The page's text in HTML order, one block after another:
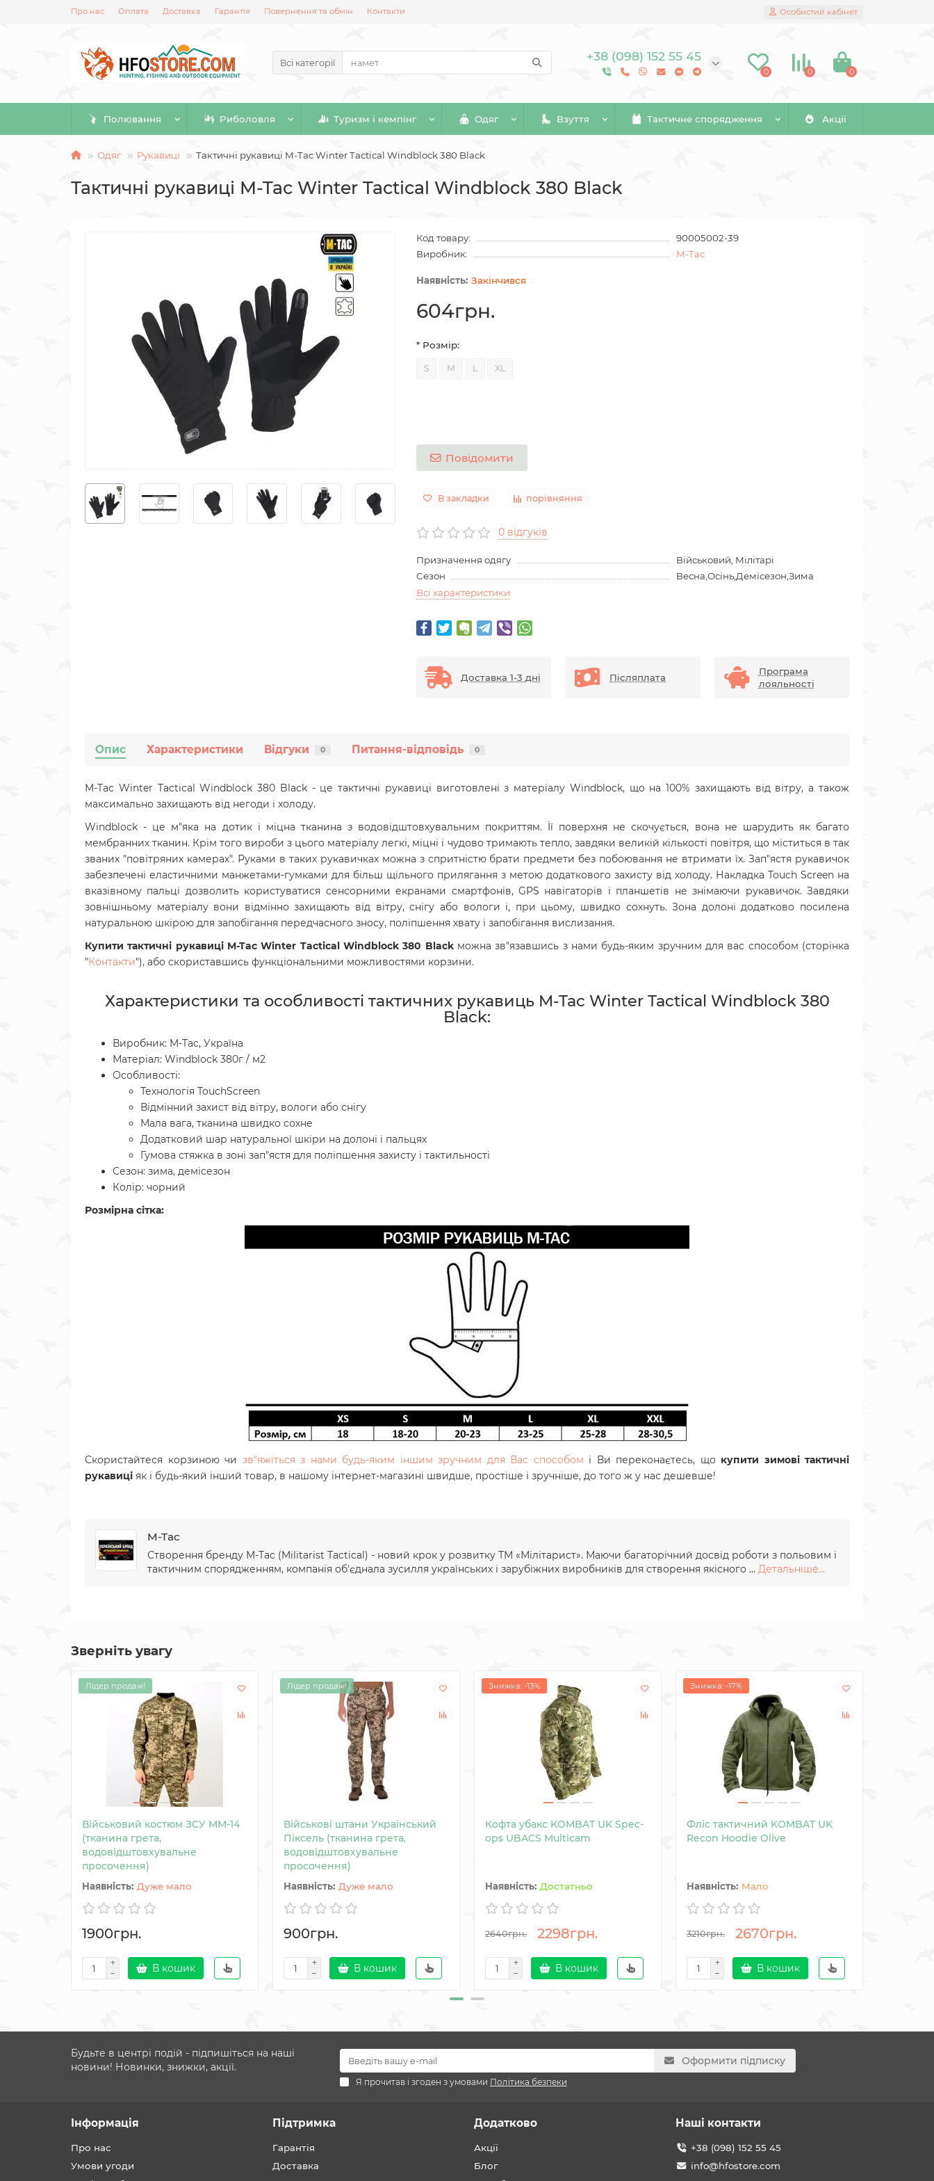
Про нас Оплата Доставка Гарантія Повернення та обмін Контакти Особистий кабінет
Всі категорії +38 (098) 152 55 45
0 0 0
Полювання Риболовля Туризм і кемпінг Одяг Взуття Тактичне спорядження Акції
Одяг Рукавиці Тактичні рукавиці M-Tac Winter Tactical Windblock 380 Black
Тактичні рукавиці M-Tac Winter Tactical Windblock 380 Black
Код товару:
90005002-39
Виробник:
M-Tac
Закінчився
604грн.
* Розмір:
S M L XL
Повідомити
В закладки порівняння
0 відгуків
Призначення одягу
Військовий, Мілітарі
Сезон
Весна,Осінь,Демісезон,Зима
Всі характеристики
Доставка 1-3 дні Післяплата
Програма
лояльності
Опис Характеристики Відгуки 0 Питання-відповідь 0
M-Tac Winter Tactical Windblock 380 Black - це тактичні рукавиці виготовлені з матеріалу Windblock, що на 100% захищають від вітру, а також
максимально захищають від негоди і холоду.
Windblock - це м"яка на дотик і міцна тканина з водовідштовхувальним покриттям. Її поверхня не скочується, вона не шарудить як багато
мембранних тканин. Крім того вироби з цього матеріалу легкі, міцні і чудово тримають тепло, завдяки великій кількості повітря, що міститься в так
званих "повітряних камерах". Руками в таких рукавичках можна з спритністю брати предмети без побоювання не втримати їх. Зап"ястя рукавичок
забезпечені еластичними манжетами-гумками для більш щільного прилягання з метою додаткового захисту від холоду. Накладка Touch Screen на
вказівному пальці дозволить користуватися сенсорними екранами смартфонів, GPS навігаторів і планшетів не знімаючи рукавичок. Завдяки
зовнішньому матеріалу вони відмінно захищають від вітру, снігу або вологи і, при цьому, швидко сохнуть. Зона долоні додатково посилена
натуральною шкірою для запобігання передчасного зносу, поліпшення хвату і запобігання вислизання.
Купити тактичні рукавиці M-Tac Winter Tactical Windblock 380 Black можна зв"язавшись з нами будь-яким зручним для вас способом (сторінка
"Контакти"), або скориставшись функціональними можливостями корзини.
Характеристики та особливості тактичних рукавиць M-Tac Winter Tactical Windblock 380
Black:
Виробник: M-Tac, Україна
Матеріал: Windblock 380г / м2
Особливості:
Технологія TouchScreen
Відмінний захист від вітру, вологи або снігу
Мала вага, тканина швидко сохне
Додатковий шар натуральної шкіри на долоні і пальцях
Гумова стяжка в зоні зап"ястя для поліпшення захисту і тактильності
Сезон: зима, демісезон
Колір: чорний
Розмірна сітка:
Скористайтеся корзиною чи зв"яжіться з нами будь-яким іншим зручним для Вас способом і Ви переконаєтесь, що купити зимові тактичні
рукавиці як і будь-який інший товар, в нашому інтернет-магазині швидше, простіше і зручніше, до того ж у нас дешевше!
M-Tac
Створення бренду М-Тас (Militarist Тactical) - новий крок у розвитку ТМ «Мілітарист». Маючи багаторічний досвід роботи з польовим і
тактичним спорядженням, компанія об'єднала зусилля українських і зарубіжних виробників для створення якісного ... Детальніше...
Зверніть увагу
Лідер продаж!
Військовий костюм ЗСУ MM-14
(тканина грета,
водовідштовхувальне
просочення)
Дуже мало
1900грн.
В кошик
Лідер продаж!
Військові штани Український
Піксель (тканина грета,
водовідштовхувальне
просочення)
Дуже мало
900грн.
В кошик
Знижка: -13%
Кофта убакс KOMBAT UK Spec-
ops UBACS Multicam
Достатньо
2640грн. 2298грн.
В кошик
Знижка: -17%
Фліс тактичний KOMBAT UK
Recon Hoodie Olive
Мало
3210грн. 2670грн.
В кошик
Будьте в центрі подій - підпишіться на наші
новини! Новинки, знижки, акції.
Оформити підписку
Я прочитав і згоден з умовами Політика безпеки
Інформація
Про нас
Умови угоди
Підтримка
Гарантія
Доставка
Додатково
Акції
Блог
Наші контакти
+38 (098) 152 55 45
info@hfostore.com